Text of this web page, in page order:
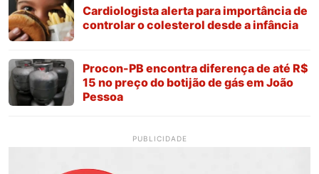
Cardiologista alerta para importância de
controlar o colesterol desde a infância
Procon-PB encontra diferença de até R$
15 no preço do botijão de gás em João
Pessoa
PUBLICIDADE